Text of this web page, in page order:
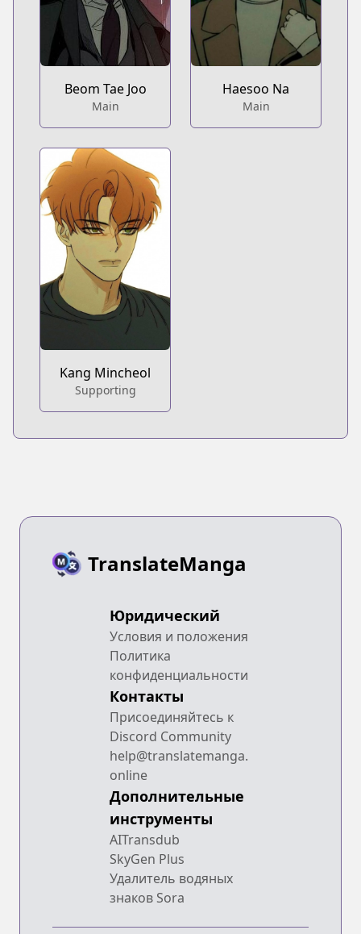
Beom Tae Joo
Main
Haesoo Na
Main
Kang Mincheol
Supporting
TranslateManga
Юридический
Условия и положения
Политика
конфиденциальности
Контакты
Присоединяйтесь к
Discord Community
help@translatemanga.
online
Дополнительные
инструменты
AITransdub
SkyGen Plus
Удалитель водяных
знаков Sora